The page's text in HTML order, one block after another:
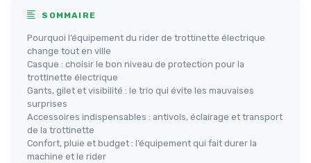
SOMMAIRE
Pourquoi l’équipement du rider de trottinette électrique
change tout en ville
Casque : choisir le bon niveau de protection pour la
trottinette électrique
Gants, gilet et visibilité : le trio qui évite les mauvaises
surprises
Accessoires indispensables : antivols, éclairage et transport
de la trottinette
Confort, pluie et budget : l’équipement qui fait durer la
machine et le rider